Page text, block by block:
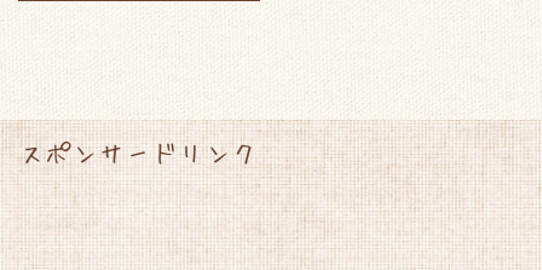
スポンサードリンク